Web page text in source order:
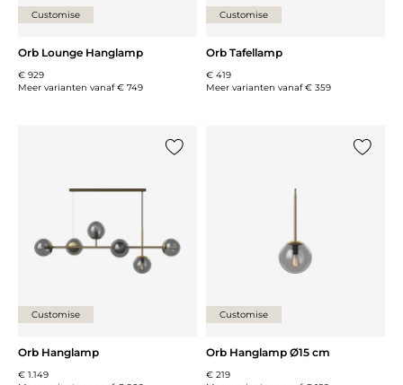
Customise
Orb Lounge Hanglamp
€ 929
Meer varianten vanaf€ 749
Customise
Orb Tafellamp
€ 419
Meer varianten vanaf€ 359
Customise
Orb Hanglamp
€ 1.149
Customise
Orb Hanglamp Ø15 cm
€ 219